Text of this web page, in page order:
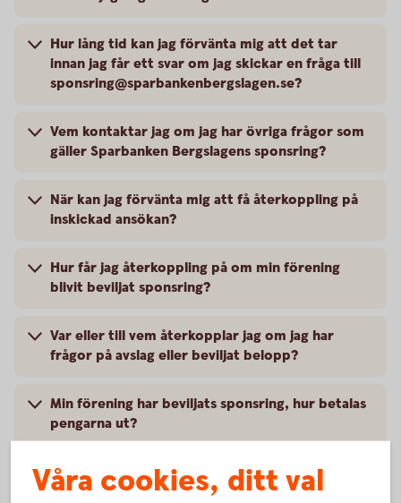
Hur lång tid kan jag förvänta mig att det tar
innan jag får ett svar om jag skickar en fråga till
sponsring@sparbankenbergslagen.se?
Vem kontaktar jag om jag har övriga frågor som
gäller Sparbanken Bergslagens sponsring?
När kan jag förvänta mig att få återkoppling på
inskickad ansökan?
Hur får jag återkoppling på om min förening
blivit beviljat sponsring?
Var eller till vem återkopplar jag om jag har
frågor på avslag eller beviljat belopp?
Min förening har beviljats sponsring, hur betalas
pengarna ut?
Kan jag som underårig (under 18 år)
firmatecknare signera avtal?
Våra cookies, ditt val